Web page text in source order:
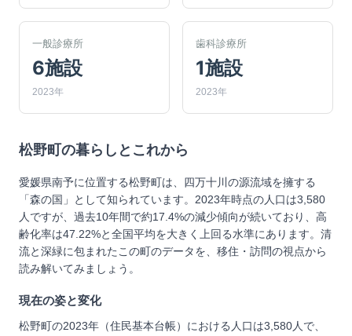
一般診療所
6施設
2023年
歯科診療所
1施設
2023年
松野町 の暮らしとこれから
愛媛県南予に位置する松野町は、四万十川の源流域を擁する
「森の国」として知られています。2023年時点の人口は3,580
人ですが、過去10年間で約17.4%の減少傾向が続いており、高
齢化率は47.22%と全国平均を大きく上回る水準にあります。清
流と深緑に包まれたこの町のデータを、移住・訪問の視点から
読み解いてみましょう。
現在の姿と変化
松野町の2023年（住民基本台帳）における人口は3,580人で、